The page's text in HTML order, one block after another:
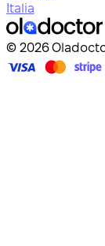
Italia
© 2026